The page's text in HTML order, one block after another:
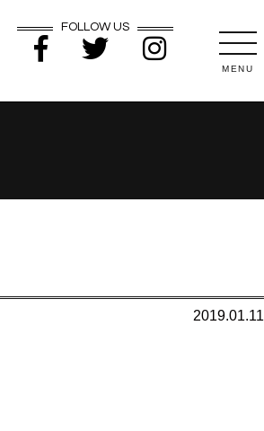
MENU
FOLLOW US
2019.01.11